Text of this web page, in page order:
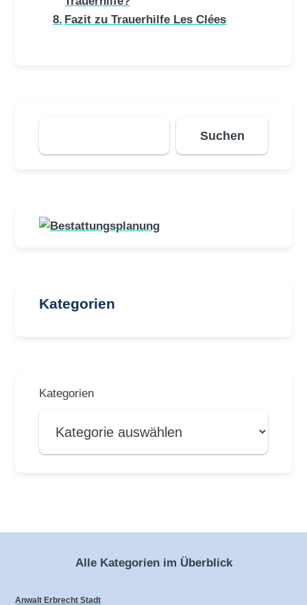
Fazit zu Trauerhilfe Les Clées
Suchen
Suchen
Kategorien
Kategorien
Alle Kategorien im Überblick
Anwalt Erbrecht Stadt